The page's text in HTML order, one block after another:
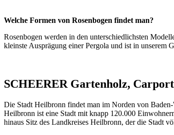
Welche Formen von Rosenbogen findet man?
Rosenbogen werden in den unterschiedlichsten
kleinste Ausprägung einerPergola und ist in unserem
SCHEERER Gartenholz,
Die Stadt Heilbronn findet man im Norden von
Heilbronn ist eine Stadt mit knapp 120.000
hinaus Sitz des Landkreises Heilbronn, der die Stadt